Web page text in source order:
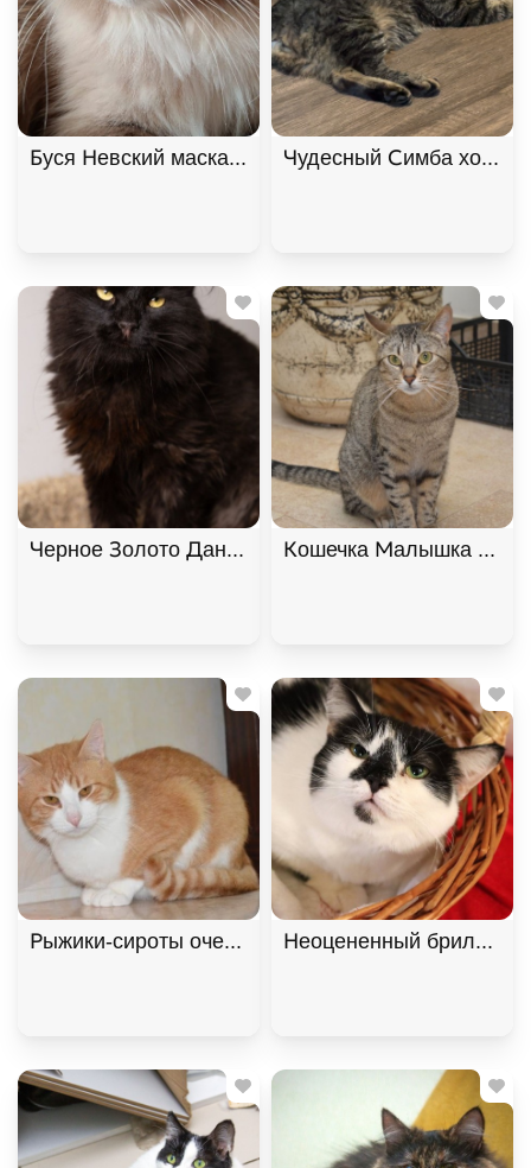
Буся Невский маскарадный котик-сирота в дар!
Чудесный Симба хочет
Черное Золото Данила ищет дом. В дар!
Кошечка Малышка
Рыжики-сироты очень хотят домой! В дар!,
Неоцененный